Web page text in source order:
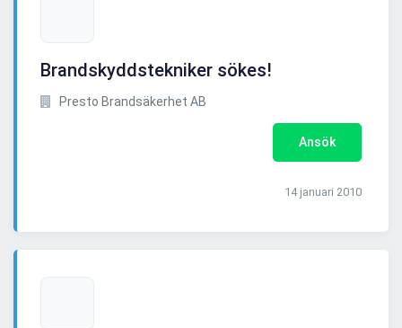
Brandskyddstekniker sökes!
Presto Brandsäkerhet AB
Ansök
14 januari 2010